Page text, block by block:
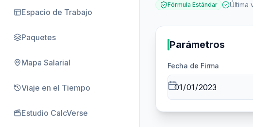
Espacio de Trabajo
Paquetes
Mapa Salarial
Viaje en el Tiempo
Estudio CalcVerse
Fórmula Estándar Última
Parámetros
Fecha de Firma